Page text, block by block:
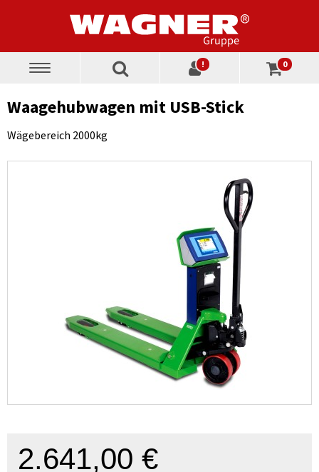
Toggle
! 0
Waagehubwagen mit USB-Stick
Wägebereich 2000kg
2.641,00 €